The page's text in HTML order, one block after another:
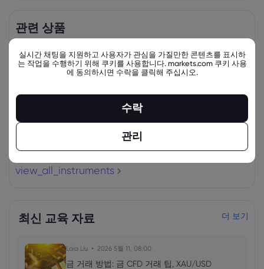
관련 상품
자산 매도 매수 변동(%)
view_all_instruments
최신 교육 자료 더 보기
Laia Liu 2026 5월 11, 08:00
금 거래 방법: 금 CFD 거래 팁, XAU/USD
실시간 채팅을 지원하고 사용자가 관심을 가질만한 콘텐츠를 표시하
는 작업을 수행하기 위해 쿠키를 사용합니다. markets.com 쿠키 사용
에 동의하시면 수락을 클릭해 주십시오.
수락
관리